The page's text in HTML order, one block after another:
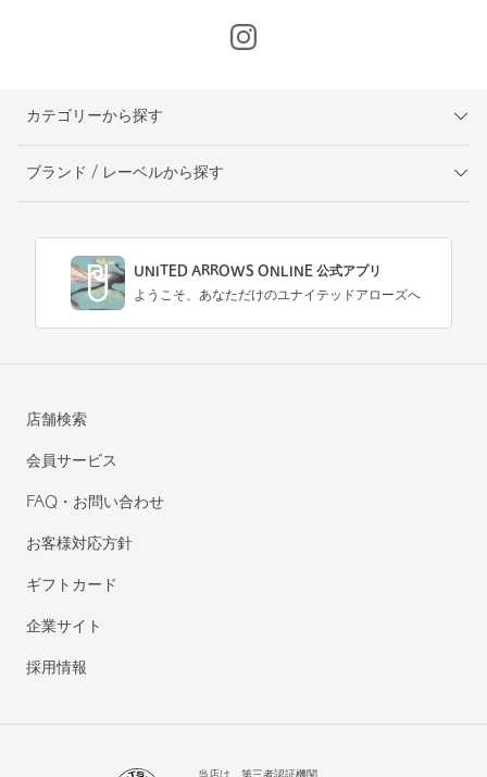
カテゴリーから探す
ブランド / レーベルから探す
UNITED ARROWS ONLINE 公式アプリ
ようこそ、あなただけのユナイテッドアローズへ
店舗検索
会員サービス
FAQ・お問い合わせ
お客様対応方針
ギフトカード
企業サイト
採用情報